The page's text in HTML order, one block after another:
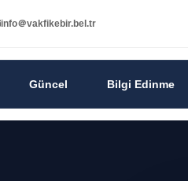
info＠vakfikebir.bel.tr
Güncel Bilgi Edinme